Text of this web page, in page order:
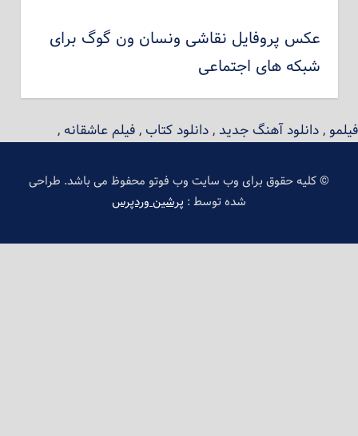
عکس پروفایل نقاشی ونسان ون گوگ برای
شبکه های اجتماعی
فیلمو ,دانلود آهنگ جدید ,دانلود کتاب,فیلم عاشقانه ,
© کلیه حقوق برای وب سایت وب فوتو محفوظ می باشد. طراحی
شده توسط : پرشین وردپرس